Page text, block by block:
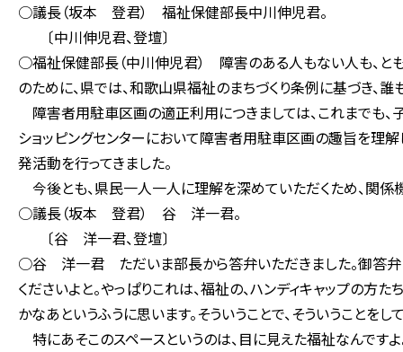
○議長（坂本 登君） 福祉保健部長中川伸児君。
〔中川伸児君、登壇〕
○福祉保健部長（中川伸児君） 障害のある人もない人も、と
のために、県では、和歌山県福祉のまちづくり条例に基づき、誰
障害者用駐車区画の適正利用につきましては、これまでも
ショッピングセンターにおいて障害者用駐車区画の趣旨を理
発活動を行ってきました。
今後とも、県民一人一人に理解を深めていただくため、関係
○議長（坂本 登君） 谷 洋一君。
〔谷 洋一君、登壇〕
○谷 洋一君 ただいま部長から答弁いただきました。御答弁に
くださいよと。やっぱりこれは、福祉の、ハンディキャップの方
かなあというふうに思います。そういうことで、そういうことをし
特にあそこのスペースというのは、目に見えた福祉なんです